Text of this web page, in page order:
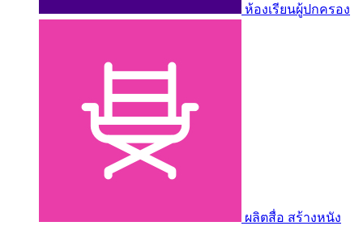
ห้องเรียนผู้ปกครอง
ผลิตสื่อ สร้างหนัง